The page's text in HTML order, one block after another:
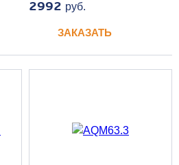
2992 руб.
ЗАКАЗАТЬ